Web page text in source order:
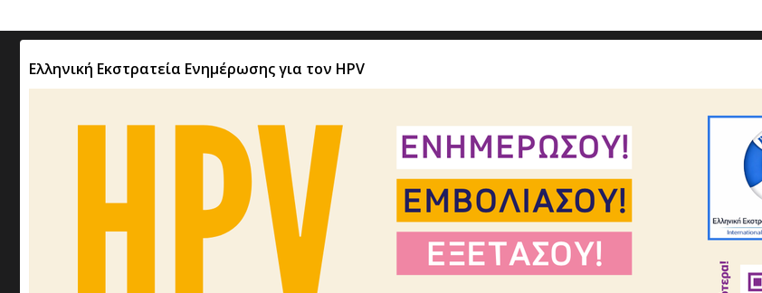
Ελληνική Εκστρατεία Ενημέρωσης για τον HPV